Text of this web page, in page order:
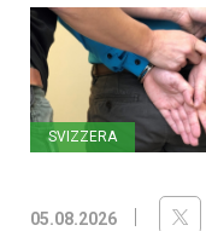
SVIZZERA
05.08.2026